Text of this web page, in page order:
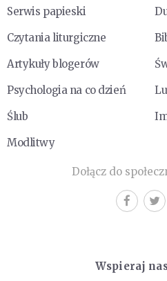
Serwis papieski
Czytania liturgiczne
Artykuły blogerów
Psychologia na co dzień
Ślub
Modlitwy
Dołącz do
Wspieraj